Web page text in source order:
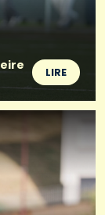
LIRE